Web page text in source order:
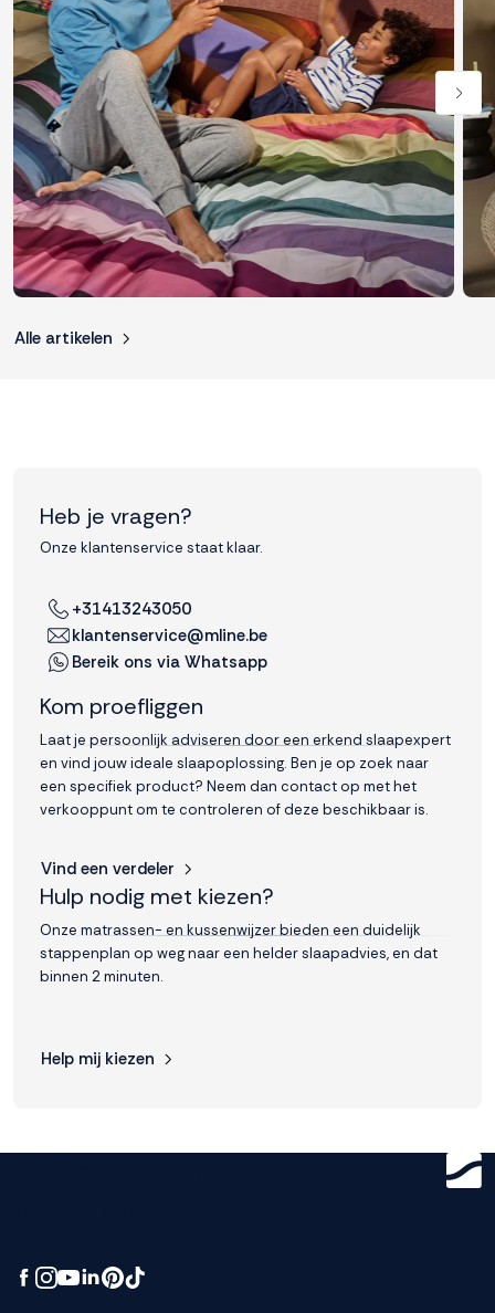
Alle artikelen
Heb je vragen?
Onze klantenservice staat klaar.
+31413243050
klantenservice@mline.be
Bereik ons via Whatsapp
Kom proefliggen
Laat je persoonlijk adviseren door een erkend slaapexpert
en vind jouw ideale slaapoplossing. Ben je op zoek naar
een specifiek product? Neem dan contact op met het
verkooppunt om te controleren of deze beschikbaar is.
Vind een verdeler
Hulp nodig met kiezen?
Onze matrassen- en kussenwijzer bieden een duidelijk
stappenplan op weg naar een helder slaapadvies, en dat
binnen 2 minuten.
Help mij kiezen